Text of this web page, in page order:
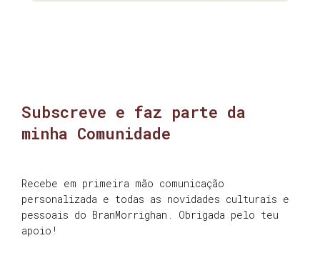
Subscreve e faz parte da
minha Comunidade
Recebe em primeira mão comunicação
personalizada e todas as novidades culturais e
pessoais do BranMorrighan. Obrigada pelo teu
apoio!